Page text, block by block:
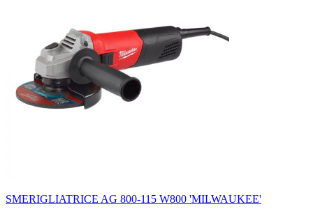
SMERIGLIATRICE AG 800-115 W800 'MILWAUKEE'